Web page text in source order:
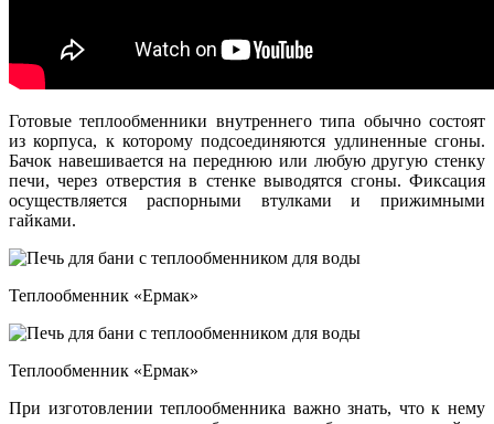
Готовые теплообменники внутреннего типа обычно состоят
из корпуса, к которому подсоединяются удлиненные сгоны.
Бачок навешивается на переднюю или любую другую стенку
печи, через отверстия в стенке выводятся сгоны. Фиксация
осуществляется распорными втулками и прижимными
гайками.
Теплообменник «Ермак»
Теплообменник «Ермак»
При изготовлении теплообменника важно знать, что к нему